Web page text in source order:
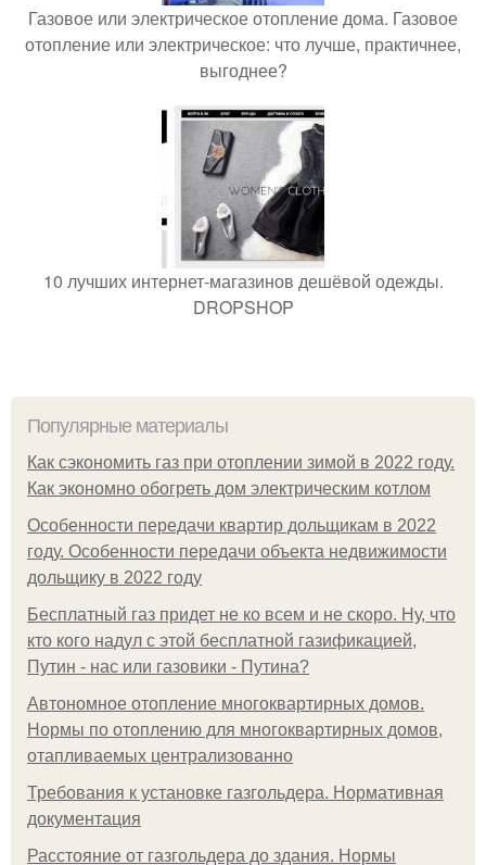
Газовое или электрическое отопление дома. Газовое
отопление или электрическое: что лучше, практичнее,
выгоднее?
10 лучших интернет-магазинов дешёвой одежды.
DROPSHOP
Популярные материалы
Как сэкономить газ при отоплении зимой в 2022 году.
Как экономно обогреть дом электрическим котлом
Особенности передачи квартир дольщикам в 2022
году. Особенности передачи объекта недвижимости
дольщику в 2022 году
Бесплатный газ придет не ко всем и не скоро. Ну, что
кто кого надул с этой бесплатной газификацией,
Путин - нас или газовики - Путина?
Автономное отопление многоквартирных домов.
Нормы по отоплению для многоквартирных домов,
отапливаемых централизованно
Требования к установке газгольдера. Нормативная
документация
Расстояние от газгольдера до здания. Нормы